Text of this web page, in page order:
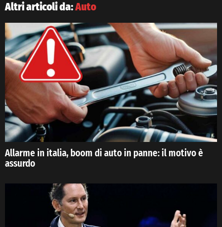
Altri articoli da:Auto
Allarme in italia, boom di auto in panne: il motivo è
assurdo